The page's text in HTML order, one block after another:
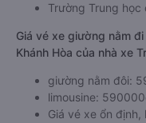
Trường Trung học
Giá vé xe giường nằm
Khánh Hòa của nhà xe
giường nằm đôi:
limousine:
Giá vé xe ổn